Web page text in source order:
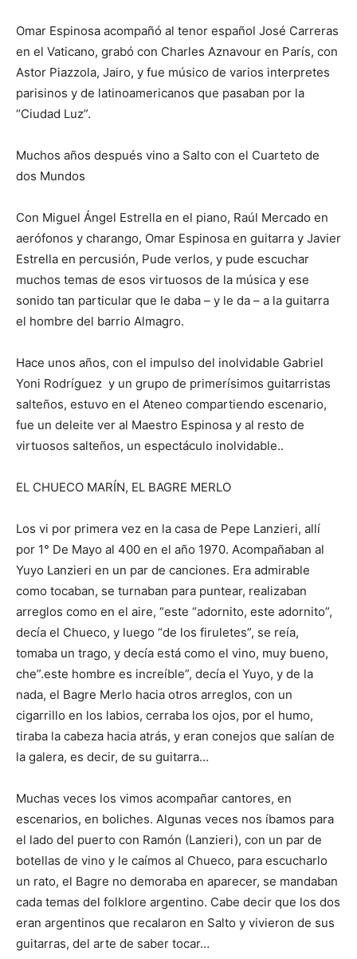
Omar Espinosa acompañó al tenor español José Carreras
en el Vaticano, grabó con Charles Aznavour en París, con
Astor Piazzola, Jairo, y fue músico de varios interpretes
parisinos y de latinoamericanos que pasaban por la
“Ciudad Luz”.
Muchos años después vino a Salto con el Cuarteto de
dos Mundos
Con Miguel Ángel Estrella en el piano, Raúl Mercado en
aerófonos y charango, Omar Espinosa en guitarra y Javier
Estrella en percusión, Pude verlos, y pude escuchar
muchos temas de esos virtuosos de la música y ese
sonido tan particular que le daba – y le da – a la guitarra
el hombre del barrio Almagro.
Hace unos años, con el impulso del inolvidable Gabriel
Yoni Rodríguez y un grupo de primerísimos guitarristas
salteños, estuvo en el Ateneo compartiendo escenario,
fue un deleite ver al Maestro Espinosa y al resto de
virtuosos salteños, un espectáculo inolvidable..
EL CHUECO MARÍN, EL BAGRE MERLO
Los vi por primera vez en la casa de Pepe Lanzieri, allí
por 1° De Mayo al 400 en el año 1970. Acompañaban al
Yuyo Lanzieri en un par de canciones. Era admirable
como tocaban, se turnaban para puntear, realizaban
arreglos como en el aire, “este “adornito, este adornito”,
decía el Chueco, y luego “de los firuletes”, se reía,
tomaba un trago, y decía está como el vino, muy bueno,
che”.este hombre es increíble”, decía el Yuyo, y de la
nada, el Bagre Merlo hacia otros arreglos, con un
cigarrillo en los labios, cerraba los ojos, por el humo,
tiraba la cabeza hacia atrás, y eran conejos que salían de
la galera, es decir, de su guitarra…
Muchas veces los vimos acompañar cantores, en
escenarios, en boliches. Algunas veces nos íbamos para
el lado del puerto con Ramón (Lanzieri), con un par de
botellas de vino y le caímos al Chueco, para escucharlo
un rato, el Bagre no demoraba en aparecer, se mandaban
cada temas del folklore argentino. Cabe decir que los dos
eran argentinos que recalaron en Salto y vivieron de sus
guitarras, del arte de saber tocar…